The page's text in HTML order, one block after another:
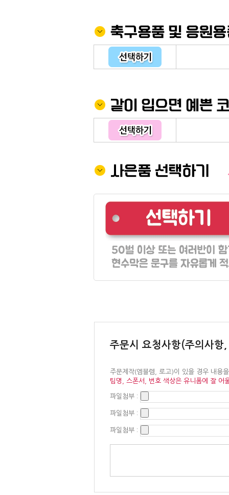
주문시 요청사항(주의사항
주문제작(엠블렘, 로고)이 있을 경우 내용
팀명, 스폰서, 번호 색상은 유니폼에 잘 어
파일첨부 :
파일첨부 :
파일첨부 :